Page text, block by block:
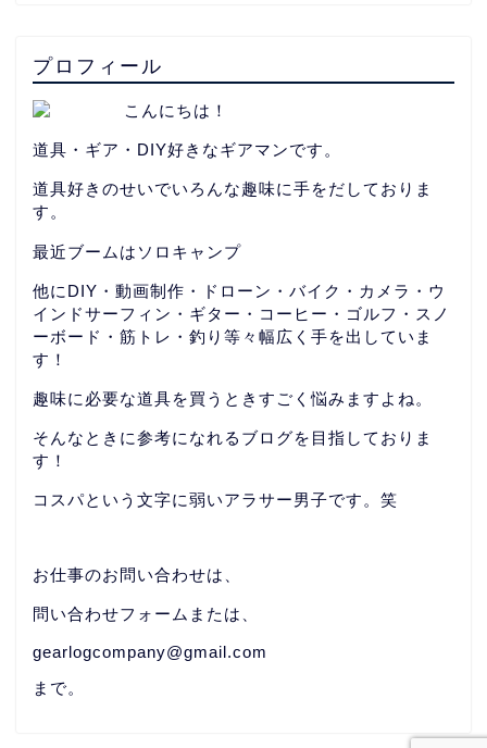
プロフィール
こんにちは！
道具・ギア・DIY好きなギアマンです。
道具好きのせいでいろんな趣味に手をだしておりま
す。
最近ブームはソロキャンプ
他にDIY・動画制作・ドローン・バイク・カメラ・ウ
インドサーフィン・ギター・コーヒー・ゴルフ・スノ
ーボード・筋トレ・釣り等々幅広く手を出していま
す！
趣味に必要な道具を買うときすごく悩みますよね。
そんなときに参考になれるブログを目指しておりま
す！
コスパという文字に弱いアラサー男子です。笑
お仕事のお問い合わせは、
問い合わせフォームまたは、
gearlogcompany@gmail.com
まで。